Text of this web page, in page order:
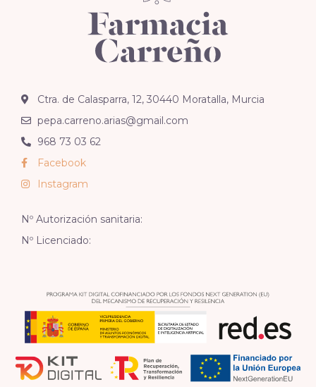
Ctra. de Calasparra, 12, 30440 Moratalla, Murcia
pepa.carreno.arias@gmail.com
968 73 03 62
Facebook
Instagram
Nº Autorización sanitaria:
Nº Licenciado: